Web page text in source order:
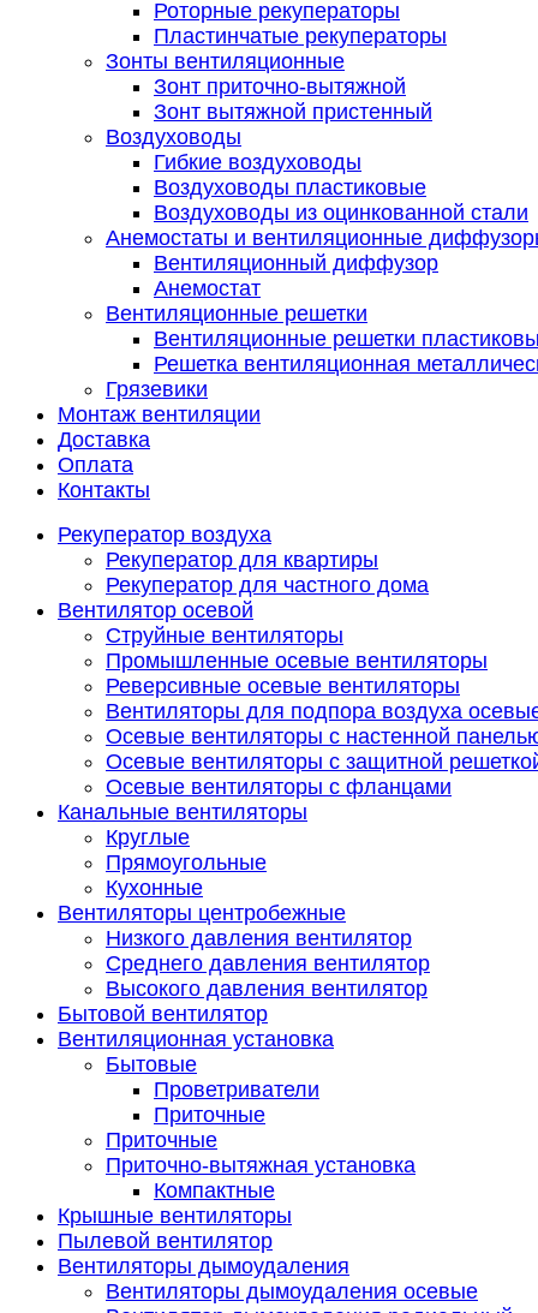
Роторные рекуператоры
Пластинчатые рекуператоры
Зонты вентиляционные
Зонт приточно-вытяжной
Зонт вытяжной пристенный
Воздуховоды
Гибкие воздуховоды
Воздуховоды пластиковые
Воздуховоды из оцинкованной стали
Анемостаты и вентиляционные
Вентиляционный диффузор
Анемостат
Вентиляционные решетки
Вентиляционные решетки
Решетка вентиляционная
Грязевики
Монтаж вентиляции
Доставка
Оплата
Контакты
Рекуператор воздуха
Рекуператор для квартиры
Рекуператор для частного дома
Вентилятор осевой
Струйные вентиляторы
Промышленные осевые вентиляторы
Реверсивные осевые вентиляторы
Вентиляторы для подпора воздуха
Осевые вентиляторы с настенной
Осевые вентиляторы с защитной
Осевые вентиляторы с фланцами
Канальные вентиляторы
Круглые
Прямоугольные
Кухонные
Вентиляторы центробежные
Низкого давления вентилятор
Среднего давления вентилятор
Высокого давления вентилятор
Бытовой вентилятор
Вентиляционная установка
Бытовые
Проветриватели
Приточные
Приточные
Приточно-вытяжная установка
Компактные
Крышные вентиляторы
Пылевой вентилятор
Вентиляторы дымоудаления
Вентиляторы дымоудаления осевые